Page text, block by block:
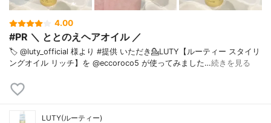
4.00
#PR ＼ ととのえヘアオイル ／
🏷️ @luty_official 様より #提供 いただき⁡💁LUTY【ルーティー スタイリ
ングオイル リッチ】を @eccoroco5 が使ってみました⁡⁡…続きを見る
LUTY(ルーティー)